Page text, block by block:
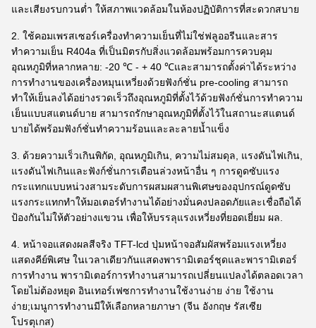
และเสียงรบกวนต่ำ ให้สภาพแวดล้อมในห้องปฏิบัติการที่สะดวกสบาย
2. ใช้คอมเพรสเซอร์เครื่องทำความเย็นที่ไม่ใช่ฟลูออรีนและสาร
ทำความเย็น R404a ที่เป็นมิตรกับสิ่งแวดล้อมพร้อมการควบคุม
อุณหภูมิที่หลากหลาย: -20 ℃ - + 40 ℃และสามารถตั้งค่าได้ระหว่าง
การทำงานของเครื่องหมุนเหวี่ยงด้วยฟังก์ชั่น pre-cooling สามารถ
ทำให้เย็นลงได้อย่างรวดเร็วถึงอุณหภูมิที่ตั้งไว้ด้วยฟังก์ชั่นการทำความ
เย็นแบบสแตนด์บาย สามารถรักษาอุณหภูมิที่ตั้งไว้ในสถานะสแตนด์
บายได้พร้อมฟังก์ชั่นทำความร้อนและละลายน้ำแข็ง
3. ด้วยความเร็วเกินพิกัด, อุณหภูมิเกิน, ความไม่สมดุล, แรงดันไฟเกิน,
แรงดันไฟเกินและฟังก์ชั่นการเตือนล่วงหน้าอื่น ๆ การดูดซับแรง
กระแทกแบบหน่วงสามระดับการผสมผสานพิเศษของอุปกรณ์ดูดซับ
แรงกระแทกทำให้มอเตอร์ทำงานได้อย่างมั่นคงปลอดภัยและเชื่อถือได้
ป้องกันไม่ให้ตัวอย่างแขวน เพื่อให้บรรลุแรงเหวี่ยงที่ยอดเยี่ยม ผล.
4. หน้าจอแสดงผลสีจริง TFT-lcd ปุ่มหน้าจอสัมผัสพร้อมแรงเหวี่ยง
แสดงคีย์พิเศษ ในเวลาเดียวกันแสดงพารามิเตอร์ชุดและพารามิเตอร์
การทำงาน พารามิเตอร์การทำงานสามารถเปลี่ยนแปลงได้ตลอดเวลา
โดยไม่ต้องหยุด อินเทอร์เฟซการทำงานใช้งานง่าย ง่าย ใช้งาน
ง่าย;เมนูการทำงานมีให้เลือกหลายภาษา (จีน อังกฤษ รัสเซีย
โปรตุเกส)